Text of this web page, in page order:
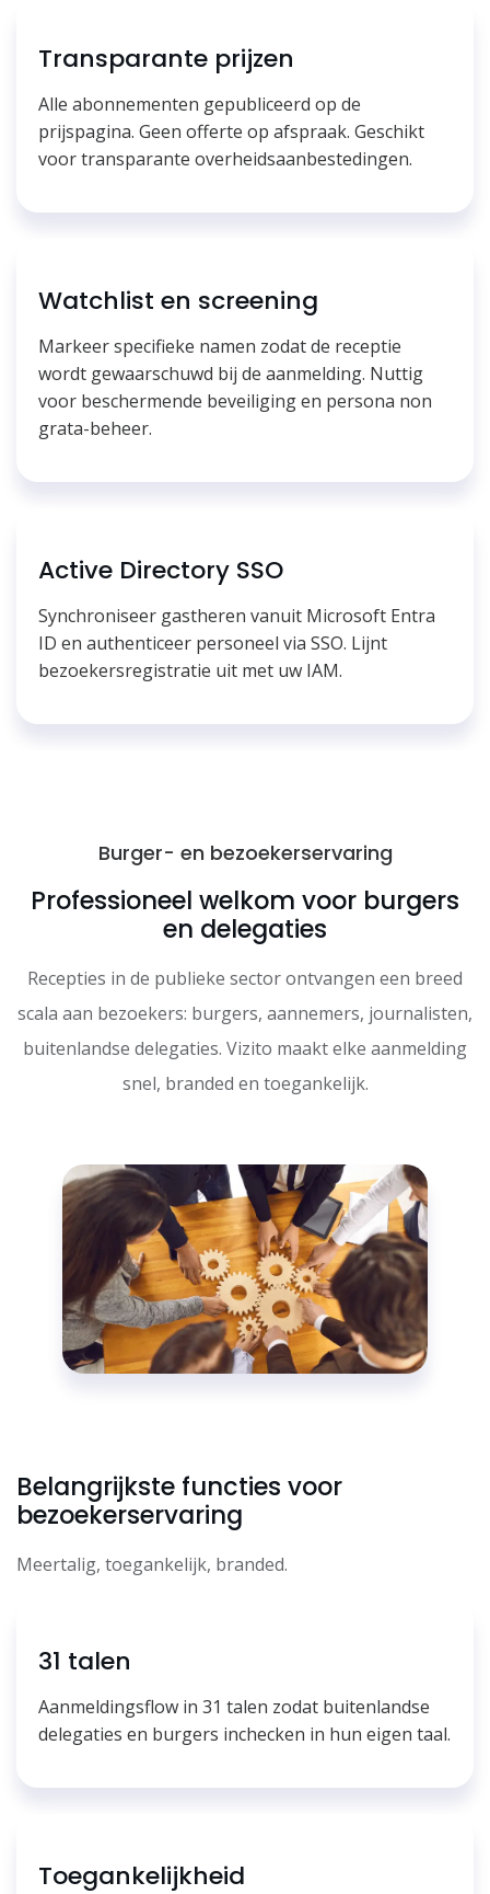
Transparante prijzen
Alle abonnementen gepubliceerd op de
prijspagina. Geen offerte op afspraak. Geschikt
voor transparante overheidsaanbestedingen.
Watchlist en screening
Markeer specifieke namen zodat de receptie
wordt gewaarschuwd bij de aanmelding. Nuttig
voor beschermende beveiliging en persona non
grata-beheer.
Active Directory SSO
Synchroniseer gastheren vanuit Microsoft Entra
ID en authenticeer personeel via SSO. Lijnt
bezoekersregistratie uit met uw IAM.
Burger- en bezoekerservaring
Professioneel welkom voor burgers
en delegaties
Recepties in de publieke sector ontvangen een breed
scala aan bezoekers: burgers, aannemers, journalisten,
buitenlandse delegaties. Vizito maakt elke aanmelding
snel, branded en toegankelijk.
Belangrijkste functies voor
bezoekerservaring
Meertalig, toegankelijk, branded.
31 talen
Aanmeldingsflow in 31 talen zodat buitenlandse
delegaties en burgers inchecken in hun eigen taal.
Toegankelijkheid